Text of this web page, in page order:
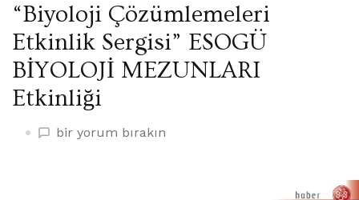
“Biyoloji Çözümlemeleri
Etkinlik Sergisi” ESOGÜ
BİYOLOJİ MEZUNLARI
Etkinliği
“Biyoloji
bir yorum bırakın